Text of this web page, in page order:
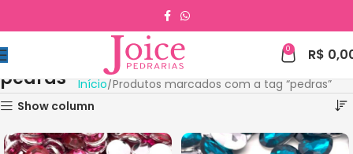
0 R$
pedras Início Produtos marcados com a tag “pedras”
Show column